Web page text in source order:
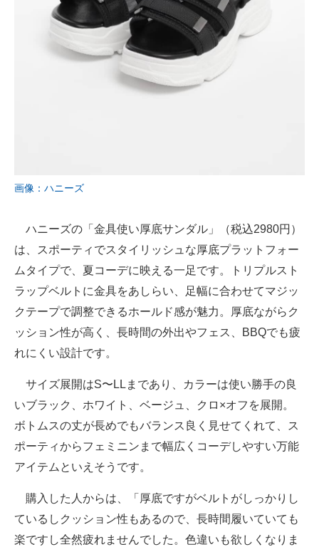
画像：ハニーズ
ハニーズの「金具使い厚底サンダル」（税込2980円）
は、スポーティでスタイリッシュな厚底プラットフォー
ムタイプで、夏コーデに映える一足です。トリプルスト
ラップベルトに金具をあしらい、足幅に合わせてマジッ
クテープで調整できるホールド感が魅力。厚底ながらク
ッション性が高く、長時間の外出やフェス、BBQでも疲
れにくい設計です。
サイズ展開はS〜LLまであり、カラーは使い勝手の良
いブラック、ホワイト、ベージュ、クロ×オフを展開。
ボトムスの丈が長めでもバランス良く見せてくれて、ス
ポーティからフェミニンまで幅広くコーデしやすい万能
アイテムといえそうです。
購入した人からは、「厚底ですがベルトがしっかりし
ているしクッション性もあるので、長時間履いていても
楽ですし全然疲れませんでした。色違いも欲しくなりま